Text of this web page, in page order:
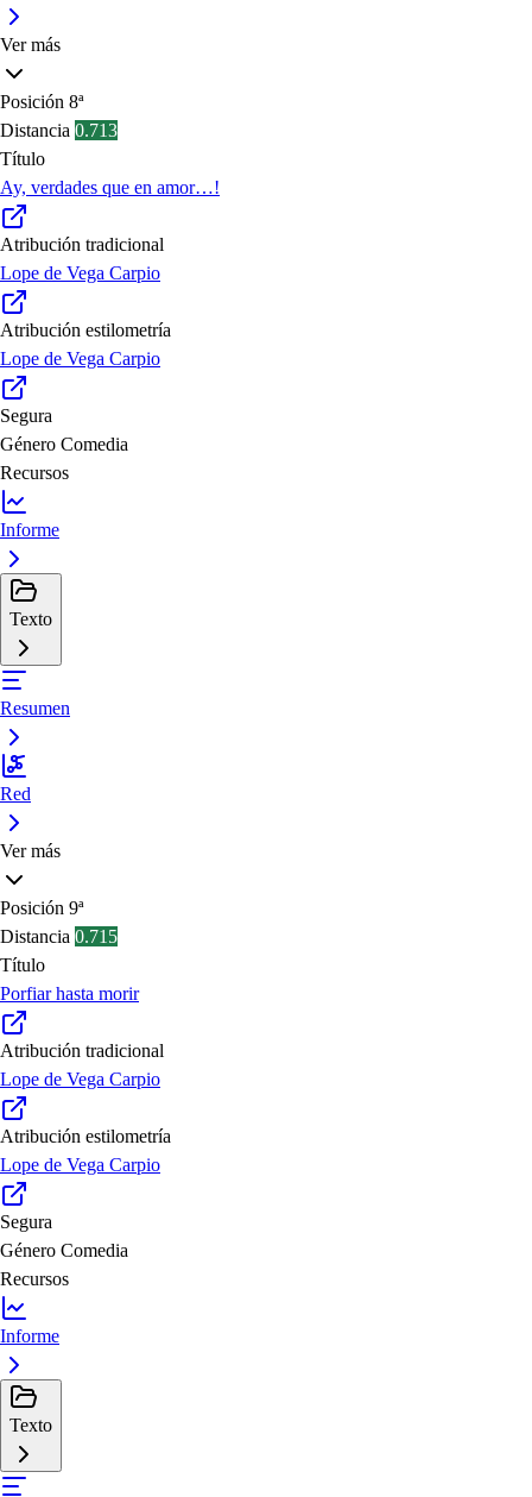
Ver más
Posición 8ª
Distancia 0.713
Título
Ay, verdades que en amor…!
Atribución tradicional
Lope de Vega Carpio
Atribución estilometría
Lope de Vega Carpio
Segura
Género Comedia
Recursos
Informe
Texto
Resumen
Red
Ver más
Posición 9ª
Distancia 0.715
Título
Porfiar hasta morir
Atribución tradicional
Lope de Vega Carpio
Atribución estilometría
Lope de Vega Carpio
Segura
Género Comedia
Recursos
Informe
Texto